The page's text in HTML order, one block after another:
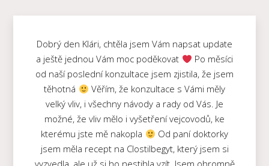
Dobrý den Klári, chtěla jsem Vám napsat update
a ještě jednou Vám moc poděkovat
Po měsíci
od naší poslední konzultace jsem zjistila, že jsem
těhotná
Věřím, že konzultace s Vámi měly
velký vliv, i všechny návody a rady od Vás. Je
možné, že vliv mělo i vyšetření vejcovodů, ke
kterému jste mě nakopla
Od paní doktorky
jsem měla recept na Clostilbegyt, který jsem si